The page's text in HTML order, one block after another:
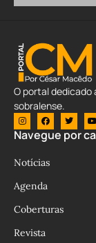
O portal dedicado
sobralense.
Navegue por
Notícias
Agenda
Coberturas
Revista